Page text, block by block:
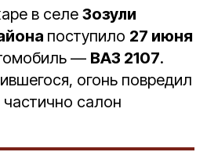
в селе Зозули
поступило 27 июня
— ВАЗ 2107.
огонь повредил
салон